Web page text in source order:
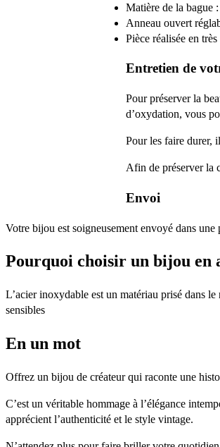
Matière de la bague
Anneau ouvert
Pièce réalisée en
Entretien de
Pour préserver la
d’oxydation, vous
Pour les faire durer,
Afin de préserver la
Envoi
Votre bijou est soigneusement envoyé dans
Pourquoi choisir un bijou en
L’acier inoxydable est un matériau prisé dans
sensibles
En un mot
Offrez un bijou de créateur qui raconte une
C’est un véritable hommage à l’élégance
apprécient l’authenticité et le style vintage.